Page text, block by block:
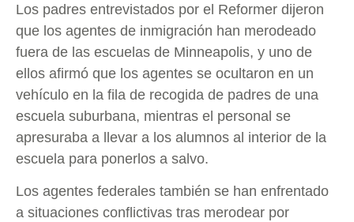
Los padres entrevistados por el Reformer dijeron
que los agentes de inmigración han merodeado
fuera de las escuelas de Minneapolis, y uno de
ellos afirmó que los agentes se ocultaron en un
vehículo en la fila de recogida de padres de una
escuela suburbana, mientras el personal se
apresuraba a llevar a los alumnos al interior de la
escuela para ponerlos a salvo.
Los agentes federales también se han enfrentado
a situaciones conflictivas tras merodear por